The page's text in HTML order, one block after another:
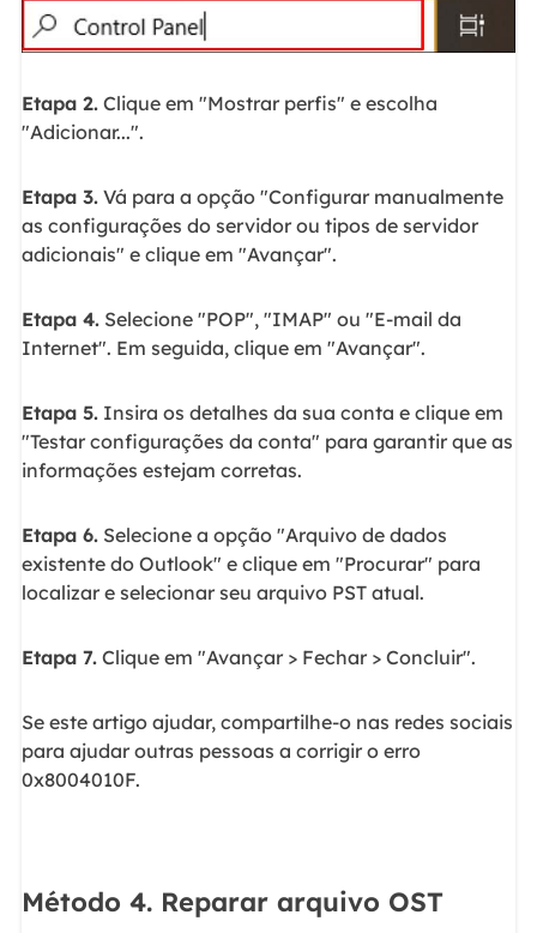
Etapa 2.Clique em "Mostrar perfis" e escolha
"Adicionar...".
Etapa 3.Vá para a opção "Configurar manualmente
as configurações do servidor ou tipos de servidor
adicionais" e clique em "Avançar".
Etapa 4.Selecione "POP", "IMAP" ou "E-mail da
Internet". Em seguida, clique em "Avançar".
Etapa 5.Insira os detalhes da sua conta e clique em
"Testar configurações da conta" para garantir que as
informações estejam corretas.
Etapa 6.Selecione a opção "Arquivo de dados
existente do Outlook" e clique em "Procurar" para
localizar e selecionar seu arquivo PST atual.
Etapa 7.Clique em "Avançar > Fechar > Concluir".
Se este artigo ajudar, compartilhe-o nas redes sociais
para ajudar outras pessoas a corrigir o erro
0x8004010F.
Método 4. Reparar arquivo OST